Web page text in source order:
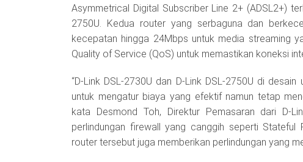
Asymmetrical Digital Subscriber Line 2+ (ADSL2+)
2750U. Kedua router yang serbaguna dan
kecepatan hingga 24Mbps untuk media streaming
Quality of Service (QoS) untuk memastikan koneksi
“D-Link DSL-2730U dan D-Link DSL-2750U di
untuk mengatur biaya yang efektif namun tetap
kata Desmond Toh, Direktur Pemasaran dari D-
perlindungan firewall yang canggih seperti
router tersebut juga memberikan perlindungan yang